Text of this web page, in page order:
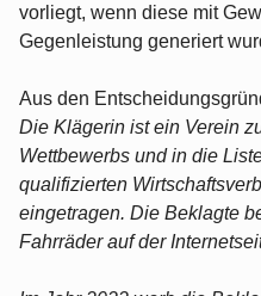
vorliegt, wenn diese mit
Gegenleistung generiert
Aus den
Die Klägerin ist ein Verein
Wettbewerbs und in die
qualifizierten
eingetragen. Die Beklagte
Fahrräder auf der